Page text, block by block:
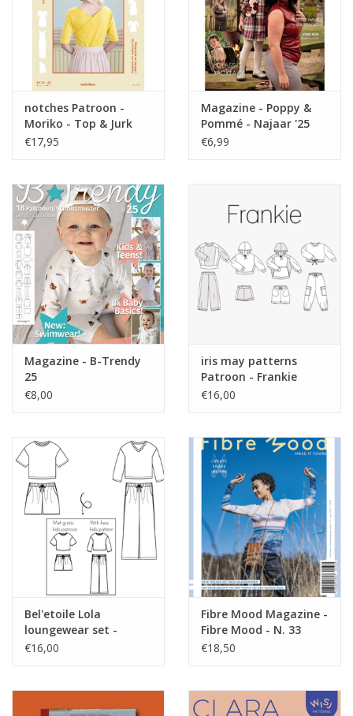
notches Patroon -
Moriko - Top & Jurk
€17,95
Magazine - Poppy &
Pommé - Najaar '25
€6,99
Magazine - B-Trendy
25
€8,00
iris may patterns
Patroon - Frankie
trainingset
€16,00
Bel'etoile Lola
loungewear set -
dames & tieners
€16,00
Fibre Mood Magazine -
Fibre Mood - N. 33
€18,50